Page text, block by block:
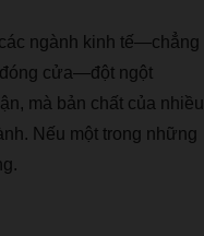
các ngành kinh tế—chẳng
đóng cửa—đột ngột
ận, mà bản chất của nhiều
nh. N ếu một trong những